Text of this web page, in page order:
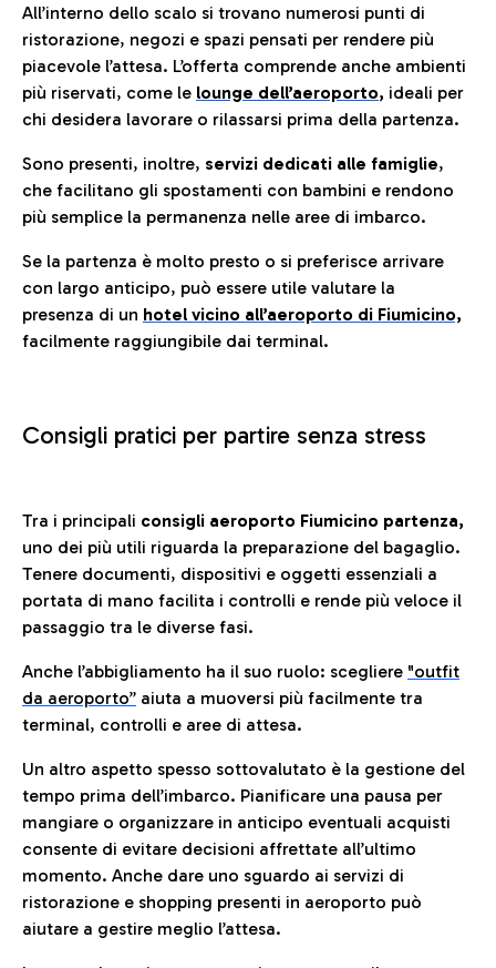
All’interno dello scalo si trovano numerosi punti di
ristorazione, negozi e spazi pensati per rendere più
piacevole l’attesa. L’offerta comprende anche ambienti
più riservati, come le lounge dell’aeroporto, ideali per
chi desidera lavorare o rilassarsi prima della partenza.
Sono presenti, inoltre, servizi dedicati alle famiglie,
che facilitano gli spostamenti con bambini e rendono
più semplice la permanenza nelle aree di imbarco.
Se la partenza è molto presto o si preferisce arrivare
con largo anticipo, può essere utile valutare la
presenza di un hotel vicino all’aeroporto di Fiumicino,
facilmente raggiungibile dai terminal.
Consigli pratici per partire senza stress
Tra i principali consigli aeroporto Fiumicino partenza,
uno dei più utili riguarda la preparazione del bagaglio.
Tenere documenti, dispositivi e oggetti essenziali a
portata di mano facilita i controlli e rende più veloce il
passaggio tra le diverse fasi.
Anche l’abbigliamento ha il suo ruolo: scegliere "outfit
da aeroporto” aiuta a muoversi più facilmente tra
terminal, controlli e aree di attesa.
Un altro aspetto spesso sottovalutato è la gestione del
tempo prima dell’imbarco. Pianificare una pausa per
mangiare o organizzare in anticipo eventuali acquisti
consente di evitare decisioni affrettate all’ultimo
momento. Anche dare uno sguardo ai servizi di
ristorazione e shopping presenti in aeroporto può
aiutare a gestire meglio l’attesa.